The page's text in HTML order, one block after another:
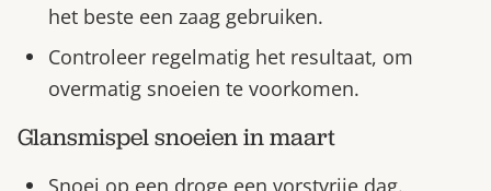
het beste een zaag gebruiken.
Controleer regelmatig het resultaat, om
overmatig snoeien te voorkomen.
Glansmispel snoeien in maart
Snoei op een droge een vorstvrije dag.